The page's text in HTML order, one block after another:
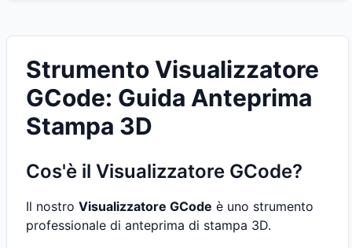
Strumento Visualizzatore
GCode: Guida Anteprima
Stampa 3D
Cos'è il Visualizzatore GCode?
Il nostro Visualizzatore GCode è uno strumento
professionale di anteprima di stampa 3D.